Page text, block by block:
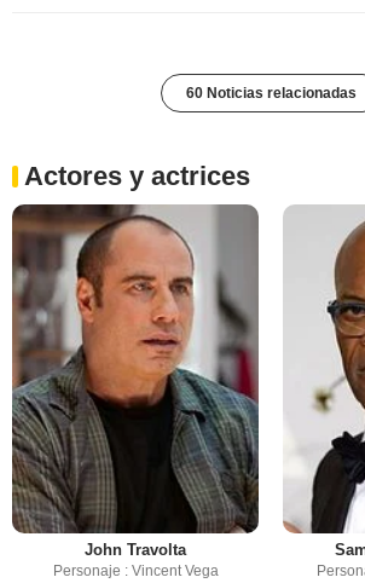
60 Noticias relacionadas
Actores y actrices
John Travolta
Personaje : Vincent Vega